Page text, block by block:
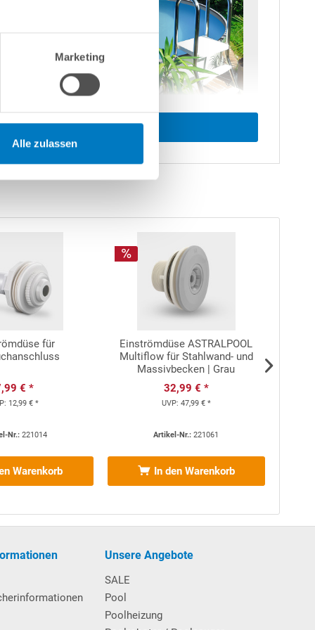
Marketing
Alle zulassen
(können vorab angefordert werden) gelesen
Schwimmbecken - insbesondere von Kindern unter
Person beaufsichtigt werden. Alle
für
€ *
12,99 € *
Nr.: 221014
Warenkorb
Einströmdüse ASTRALPOOL
Multiflow für Stahlwand- und
Massivbecken | Grau
32,99 € *
UVP: 47,99 € *
Artikel-Nr.:221061
In den Warenkorb
Unsere Angebote
SALE
Pool
Poolheizung